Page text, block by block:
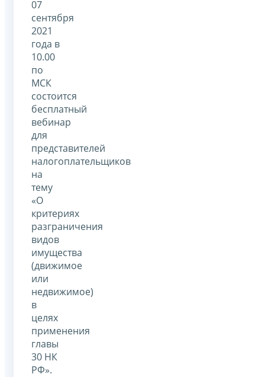
07
сентября
2021
года в
10.00
по
МСК
состоится
бесплатный
вебинар
для
представителей
налогоплательщиков
на
тему
«О
критериях
разграничения
видов
имущества
(движимое
или
недвижимое)
в
целях
применения
главы
30 НК
РФ».